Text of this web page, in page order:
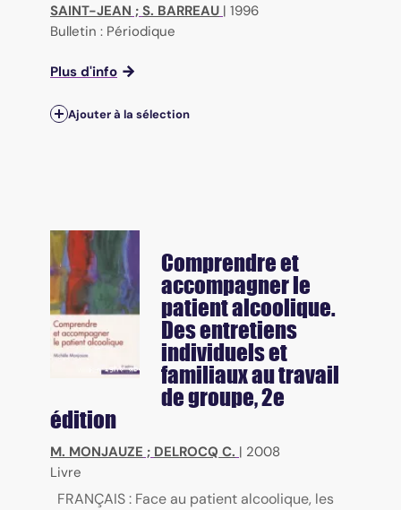
SAINT-JEAN ; S. BARREAU | 1996
Bulletin : Périodique
Plus d'info
Ajouter à la sélection
Comprendre et
accompagner le
patient alcoolique.
Des entretiens
individuels et
familiaux au travail
de groupe, 2e
édition
M. MONJAUZE ; DELROCQ C. | 2008
Livre
FRANÇAIS : Face au patient alcoolique, les